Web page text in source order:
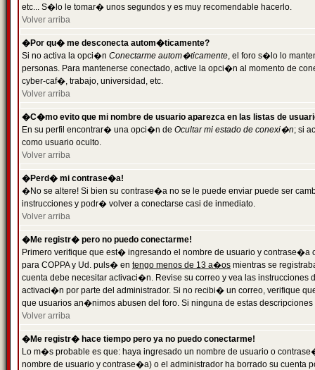
etc... S�lo le tomar� unos segundos y es muy recomendable hacerlo.
Volver arriba
�Por qu� me desconecta autom�ticamente?
Si no activa la opci�n Conectarme autom�ticamente, el foro s�lo lo
personas. Para mantenerse conectado, active la opci�n al momento de
cyber-caf�, trabajo, universidad, etc.
Volver arriba
�C�mo evito que mi nombre de usuario aparezca en las listas de
En su perfil encontrar� una opci�n de Ocultar mi estado de conexi�n; si
como usuario oculto.
Volver arriba
�Perd� mi contrase�a!
�No se altere! Si bien su contrase�a no se le puede enviar puede ser
instrucciones y podr� volver a conectarse casi de inmediato.
Volver arriba
�Me registr� pero no puedo conectarme!
Primero verifique que est� ingresando el nombre de usuario y
para COPPA y Ud. puls� en tengo menos de 13 a�os mientras se
cuenta debe necesitar activaci�n. Revise su correo y vea las
activaci�n por parte del administrador. Si no recibi� un correo, verifique
que usuarios an�nimos abusen del foro. Si ninguna de estas
Volver arriba
�Me registr� hace tiempo pero ya no puedo conectarme!
Lo m�s probable es que: haya ingresado un nombre de usuario o
nombre de usuario y contrase�a) o el administrador ha borrado su